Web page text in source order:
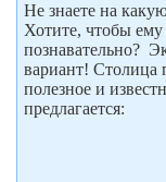
Не знаете на
Хотите, чтобы
познавательно?
вариант! Столица
полезное и
предлагается: